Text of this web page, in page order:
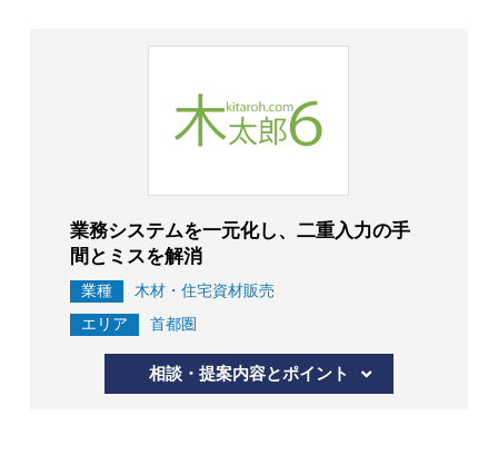
業務システムを一元化し、二重入力の手
間とミスを解消
業種
木材・住宅資材販売
エリア
首都圏
相談・提案内容とポイント